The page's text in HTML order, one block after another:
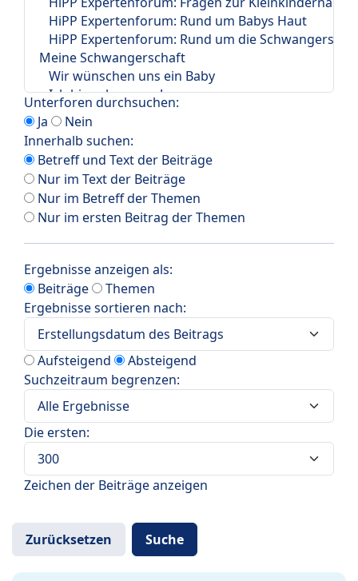
Unterforen durchsuchen:
Ja
Nein
Innerhalb suchen:
Betreff und Text der Beiträge
Nur im Text der Beiträge
Nur im Betreff der Themen
Nur im ersten Beitrag der Themen
Ergebnisse anzeigen als:
Beiträge
Themen
Ergebnisse sortieren nach:
Aufsteigend
Absteigend
Suchzeitraum begrenzen:
Die ersten:
Zeichen der Beiträge anzeigen